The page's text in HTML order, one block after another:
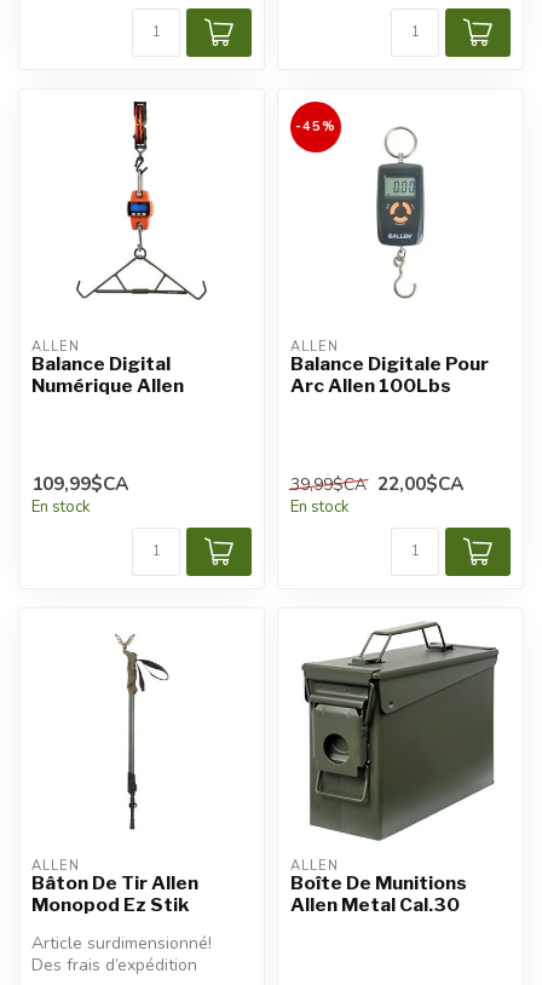
ALLEN
Balance Digital
Numérique Allen
109,99$CA
En stock
-45%
ALLEN
Balance Digitale Pour
Arc Allen 100Lbs
39,99$CA 22,00$CA
En stock
ALLEN
Bâton De Tir Allen
Monopod Ez Stik
Article surdimensionné!
Des frais d’expédition
ALLEN
Boîte De Munitions
Allen Metal Cal.30